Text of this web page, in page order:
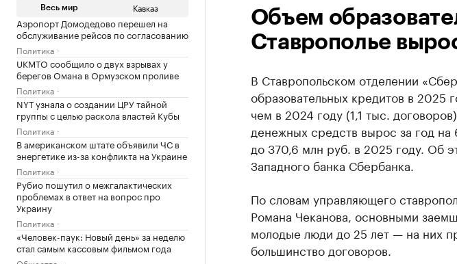
Весь мир Кавказ
Аэропорт Домодедово перешел на
обслуживание рейсов по согласованию
Политика
UKMTO сообщило о двух взрывах у
берегов Омана в Ормузском проливе
Политика
NYT узнала о создании ЦРУ тайной
группы с целью раскола властей Кубы
Политика
В американском штате объявили ЧС в
энергетике из-за конфликта на Украине
Политика
Рубио пошутил о межгалактических
проблемах в ответ на вопрос про
Украину
Политика
«Человек-паук: Новый день» за неделю
стал самым кассовым фильмом года
Объем
Ставрополье
В Ставропольском отделении
образовательных кредитов в 2025
чем в 2024 году (1,1 тыс.
денежных средств вырос за год
до 370,6 млн руб. в 2025 году. Об
Западного банка Сбербанка.
По словам управляющего
Романа Чеканова, основными
молодые люди до 25 лет — на них
большинство договоров.